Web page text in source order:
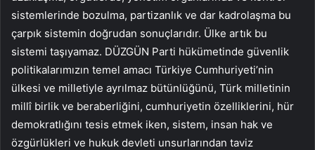
sistemlerinde bozulma, partizanlık ve dar kadrolaşma bu
çarpık sistemin doğrudan sonuçlarıdır. Ülke artık bu
sistemi taşıyamaz. DÜZGÜN Parti hükümetinde güvenlik
politikalarımızın temel amacı Türkiye Cumhuriyeti’nin
ülkesi ve milletiyle ayrılmaz bütünlüğünü, Türk milletinin
millî birlik ve beraberliğini, cumhuriyetin özelliklerini, hür
demokratlığını tesis etmek iken, sistem, insan hak ve
özgürlükleri ve hukuk devleti unsurlarından taviz